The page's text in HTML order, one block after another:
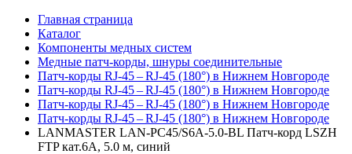
Главная страница
Каталог
Компоненты медных систем
Медные патч-корды, шнуры соединительные
Патч-корды RJ‑45 – RJ‑45 (180°) в Нижнем Новгороде
Патч-корды RJ‑45 – RJ‑45 (180°) в Нижнем Новгороде
Патч-корды RJ‑45 – RJ‑45 (180°) в Нижнем Новгороде
Патч-корды RJ‑45 – RJ‑45 (180°) в Нижнем Новгороде
LANMASTER LAN-PC45/S6A-5.0-BL Патч-корд LSZH
FTP кат.6A, 5.0 м, синий